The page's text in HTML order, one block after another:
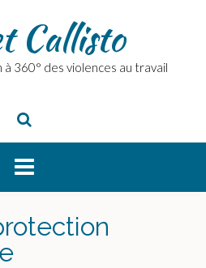
Callisto
360° des violences au travail